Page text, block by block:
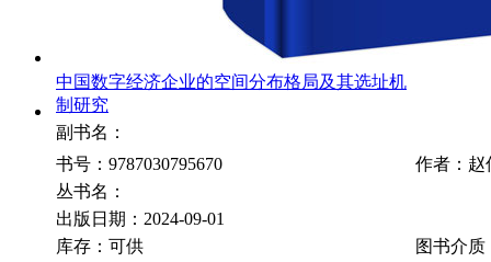
中国数字经济企业的空间分布格局及其选址机
制研究
副书名：
书号：9787030795670
作者：赵
丛书名：
出版日期：2024-09-01
库存：可供
图书介质